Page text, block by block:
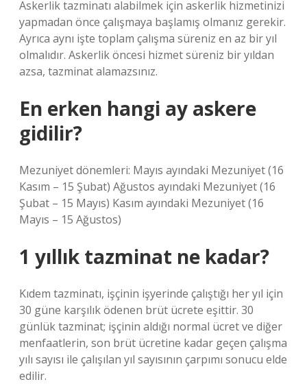
Askerlik tazminatı alabilmek için askerlik hizmetinizi
yapmadan önce çalışmaya başlamış olmanız gerekir.
Ayrıca aynı işte toplam çalışma süreniz en az bir yıl
olmalıdır. Askerlik öncesi hizmet süreniz bir yıldan
azsa, tazminat alamazsınız.
En erken hangi ay askere
gidilir?
Mezuniyet dönemleri: Mayıs ayındaki Mezuniyet (16
Kasım – 15 Şubat) Ağustos ayındaki Mezuniyet (16
Şubat – 15 Mayıs) Kasım ayındaki Mezuniyet (16
Mayıs – 15 Ağustos)
1 yıllık tazminat ne kadar?
Kıdem tazminatı, işçinin işyerinde çalıştığı her yıl için
30 güne karşılık ödenen brüt ücrete eşittir. 30
günlük tazminat; işçinin aldığı normal ücret ve diğer
menfaatlerin, son brüt ücretine kadar geçen çalışma
yılı sayısı ile çalışılan yıl sayısının çarpımı sonucu elde
edilir.